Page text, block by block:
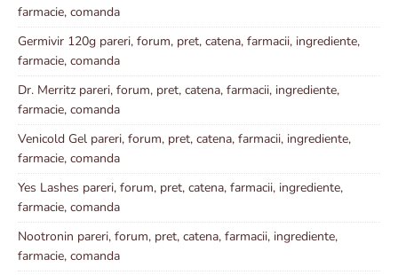
farmacie, comanda
Germivir 120g pareri, forum, pret, catena, farmacii, ingrediente,
farmacie, comanda
Dr. Merritz pareri, forum, pret, catena, farmacii, ingrediente,
farmacie, comanda
Venicold Gel pareri, forum, pret, catena, farmacii, ingrediente,
farmacie, comanda
Yes Lashes pareri, forum, pret, catena, farmacii, ingrediente,
farmacie, comanda
Nootronin pareri, forum, pret, catena, farmacii, ingrediente,
farmacie, comanda